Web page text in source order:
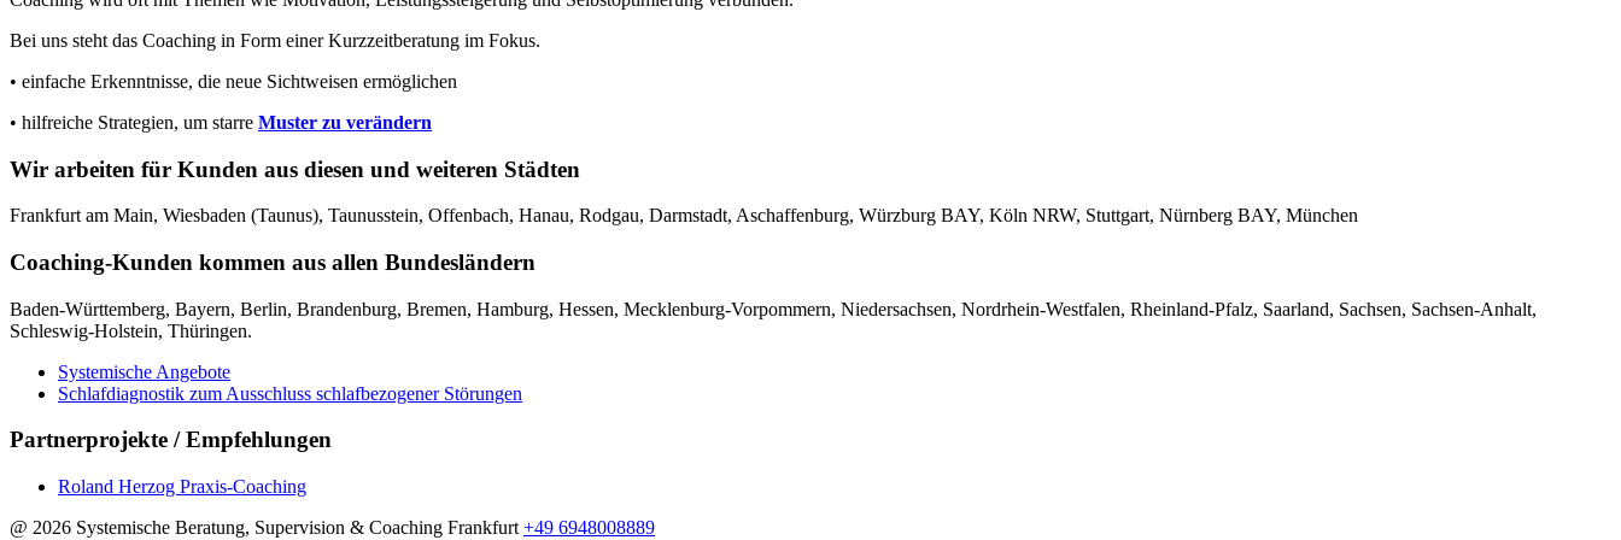
Bei uns steht das Coaching in Form einer Kurzzeitberatung im Fokus.
• einfache Erkenntnisse, die neue Sichtweisen ermöglichen
• hilfreiche Strategien, um starre Muster zu verändern
Wir arbeiten für Kunden aus diesen und weiteren Städten
Frankfurt am Main, Wiesbaden (Taunus), Taunusstein, Offenbach, Hanau, Rodgau, Darmstadt, Aschaffenburg, Würzburg BAY, Köln NRW, Stuttgart, Nürnberg BAY, München
Coaching-Kunden kommen aus allen Bundesländern
Baden-Württemberg, Bayern, Berlin, Brandenburg, Bremen, Hamburg, Hessen, Mecklenburg-Vorpommern, Niedersachsen, Nordrhein-Westfalen, Rheinland-Pfalz, Saarland, Sachsen, Sachsen-Anhalt,
Schleswig-Holstein, Thüringen.
Systemische Angebote
Schlafdiagnostik zum Ausschluss schlafbezogener Störungen
Partnerprojekte / Empfehlungen
Roland Herzog Praxis-Coaching
@ 2026 Systemische Beratung, Supervision & Coaching Frankfurt +49 6948008889